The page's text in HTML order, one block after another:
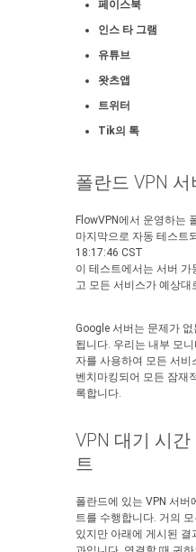
페이스북
인스 타 그램
유튜브
왓츠앱
트위터
Tik의 톡
폴란드 VPN 서
FlowVPN에서 운영하는
마지막으로 자동 테스트
18:17:46 CST
이 테스트에서는 서버
고 모든 서비스가 예상
Google 서버는 문제가
됩니다. 우리는 내부 모
자를 사용하여 모든 서
벤치마킹되어 모든 잠재
록합니다.
VPN 대기 시
트
폴란드에 있는 VPN 서버
트를 수행합니다. 거의
있지만 아래에 게시된 결